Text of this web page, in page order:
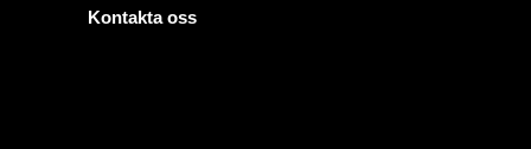
Kontakta oss